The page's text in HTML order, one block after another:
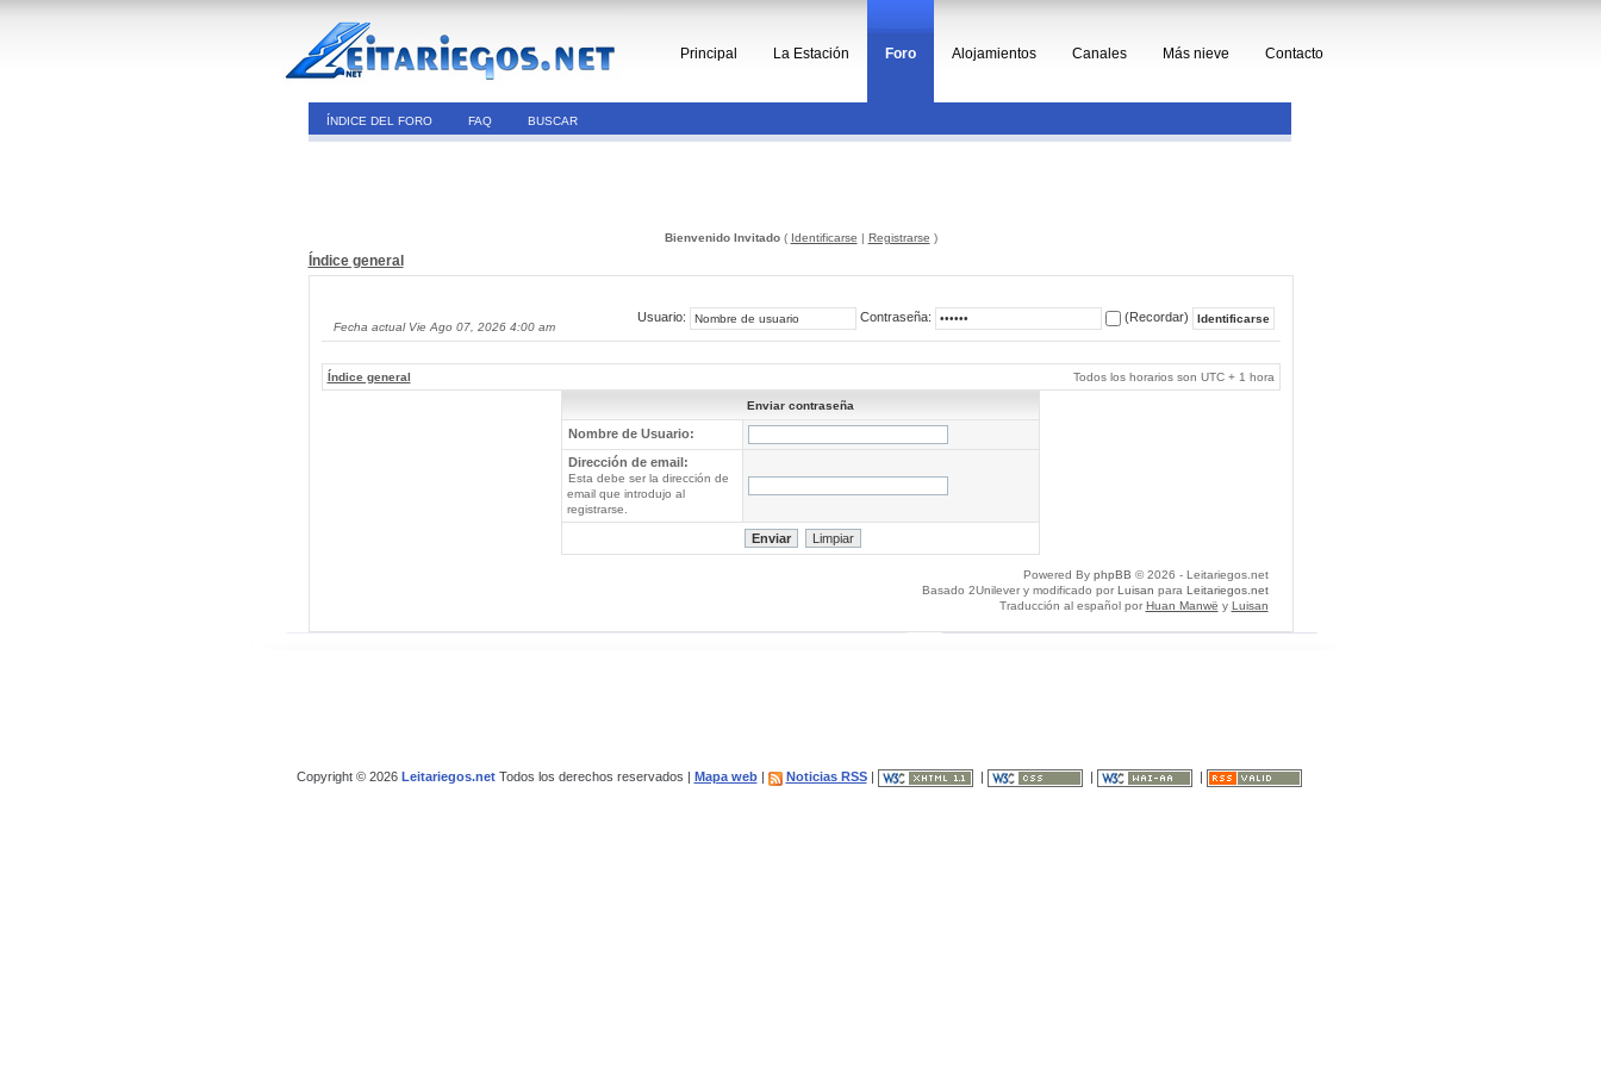
Principal La Estación Foro Alojamientos Canales Más nieve Contacto
ÍNDICE DEL FORO FAQ BUSCAR
Bienvenido Invitado( Identificarse | Registrarse )
Índice general
Fecha actual Vie Ago 07, 2026 4:00 am
Usuario: Contraseña: (Recordar)
Índice general Todos los horarios son UTC + 1 hora
Enviar contraseña
Nombre de Usuario:
Dirección de email:
Esta debe ser la dirección de
email que introdujo al
registrarse.
Powered By phpBB © 2026 - Leitariegos.net
Basado 2Unilever y modificado por Luisan para Leitariegos.net
Traducción al español por Huan Manwë y Luisan
Copyright © 2026 Leitariegos.netTodos los derechos reservados | Mapa web| Noticias RSS|